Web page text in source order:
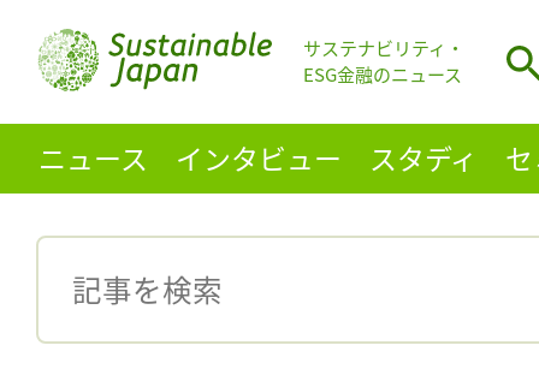
サステナビリティ・
ESG金融のニュース
ニュース インタビュー スタディ